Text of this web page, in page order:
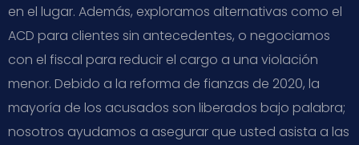
en el lugar. Además, exploramos alternativas como el
ACD para clientes sin antecedentes, o negociamos
con el fiscal para reducir el cargo a una violación
menor. Debido a la reforma de fianzas de 2020, la
mayoría de los acusados son liberados bajo palabra;
nosotros ayudamos a asegurar que usted asista a las